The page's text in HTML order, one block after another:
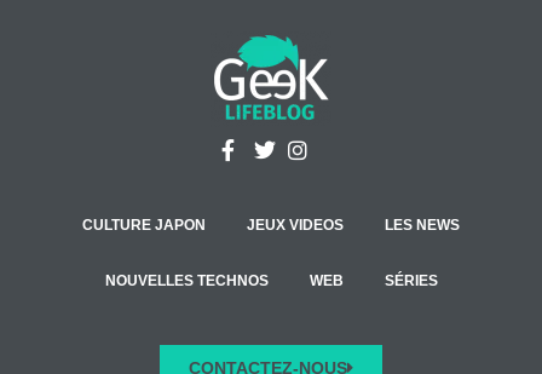
CULTURE JAPON JEUX VIDEOS LES NEWS
NOUVELLES TECHNOS WEB SÉRIES
CONTACTEZ-NOUS